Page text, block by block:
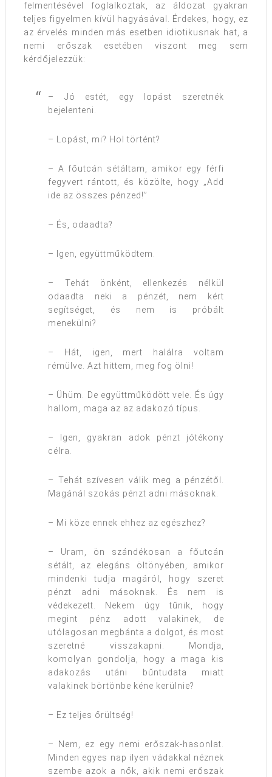
felmentésével foglalkoztak, az áldozat gyakran
teljes figyelmen kívül hagyásával. Érdekes, hogy, ez
az érvelés minden más esetben idiotikusnak hat, a
nemi erőszak esetében viszont meg sem
kérdőjelezzük:
– Jó estét, egy lopást szeretnék
bejelenteni.
– Lopást, mi? Hol történt?
– A főutcán sétáltam, amikor egy férfi
fegyvert rántott, és közölte, hogy „Add
ide az összes pénzed!”
– És, odaadta?
– Igen, együttműködtem.
– Tehát önként, ellenkezés nélkül
odaadta neki a pénzét, nem kért
segítséget, és nem is próbált
menekülni?
– Hát, igen, mert halálra voltam
rémülve. Azt hittem, meg fog ölni!
– Ühüm. De együttműködött vele. És úgy
hallom, maga az az adakozó típus.
– Igen, gyakran adok pénzt jótékony
célra.
– Tehát szívesen válik meg a pénzétől.
Magánál szokás pénzt adni másoknak.
– Mi köze ennek ehhez az egészhez?
– Uram, ön szándékosan a főutcán
sétált, az elegáns öltönyében, amikor
mindenki tudja magáról, hogy szeret
pénzt adni másoknak. És nem is
védekezett. Nekem úgy tűnik, hogy
megint pénz adott valakinek, de
utólagosan megbánta a dolgot, és most
szeretné visszakapni. Mondja,
komolyan gondolja, hogy a maga kis
adakozás utáni bűntudata miatt
valakinek börtönbe kéne kerülnie?
– Ez teljes őrültség!
– Nem, ez egy nemi erőszak-hasonlat.
Minden egyes nap ilyen vádakkal néznek
szembe azok a nők, akik nemi erőszak